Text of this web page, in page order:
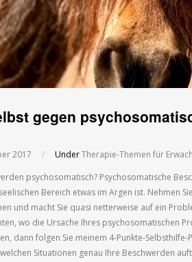
gegen
2017 / UnderTherapie-Themen für
psychosomatisch? Psychosomatische
Bereich etwas im Argen ist. Nehmen
und macht Sie quasi netterweise auf ein
wo die Ursache Ihres psychosomatischen
dann folgen Sie meinem 4-Punkte-
Situationen genau Ihre Beschwerden